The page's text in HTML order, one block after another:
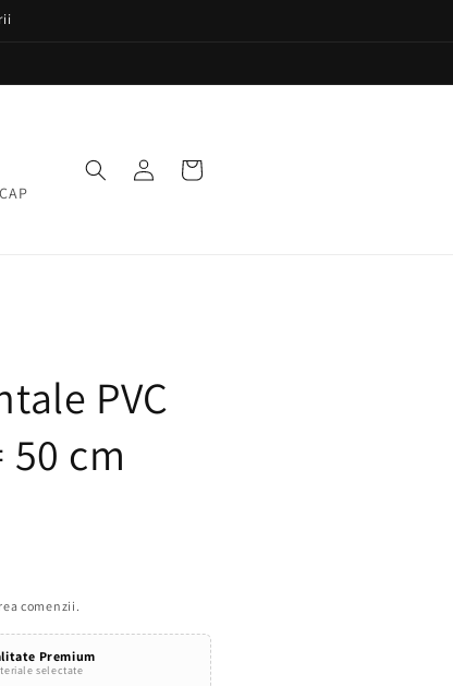
Coș
PVC
50 cm
comenzii.
Premium
selectate